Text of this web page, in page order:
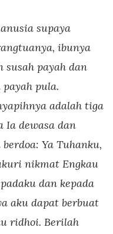
supaya
ibunya
susah payah dan
pula.
adalah tiga
Ia dewasa dan
Ya Tuhanku,
nikmat Engkau
dan kepada
aku dapat berbuat
ridhoi. Berilah